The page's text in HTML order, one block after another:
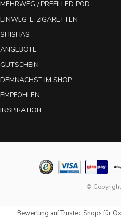
MEHRWEG / PREFILLED POD
EINWEG-E-ZIGARETTEN
SHISHAS
ANGEBOTE
GUTSCHEIN
DEMNÄCHST IM SHOP
EMPFOHLEN
INSPIRATION
©
Bewertung aufTrusted Shopsfür